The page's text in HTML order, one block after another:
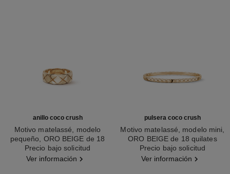
anillo coco crush
Motivo matelassé, modelo
pequeño, ORO BEIGE de 18
quilates
Ref. J10817
Precio bajo solicitud
Ver información
pulsera coco crush
Motivo matelassé, modelo mini,
ORO BEIGE de 18 quilates
Ref. J12324
Precio bajo solicitud
Ver información